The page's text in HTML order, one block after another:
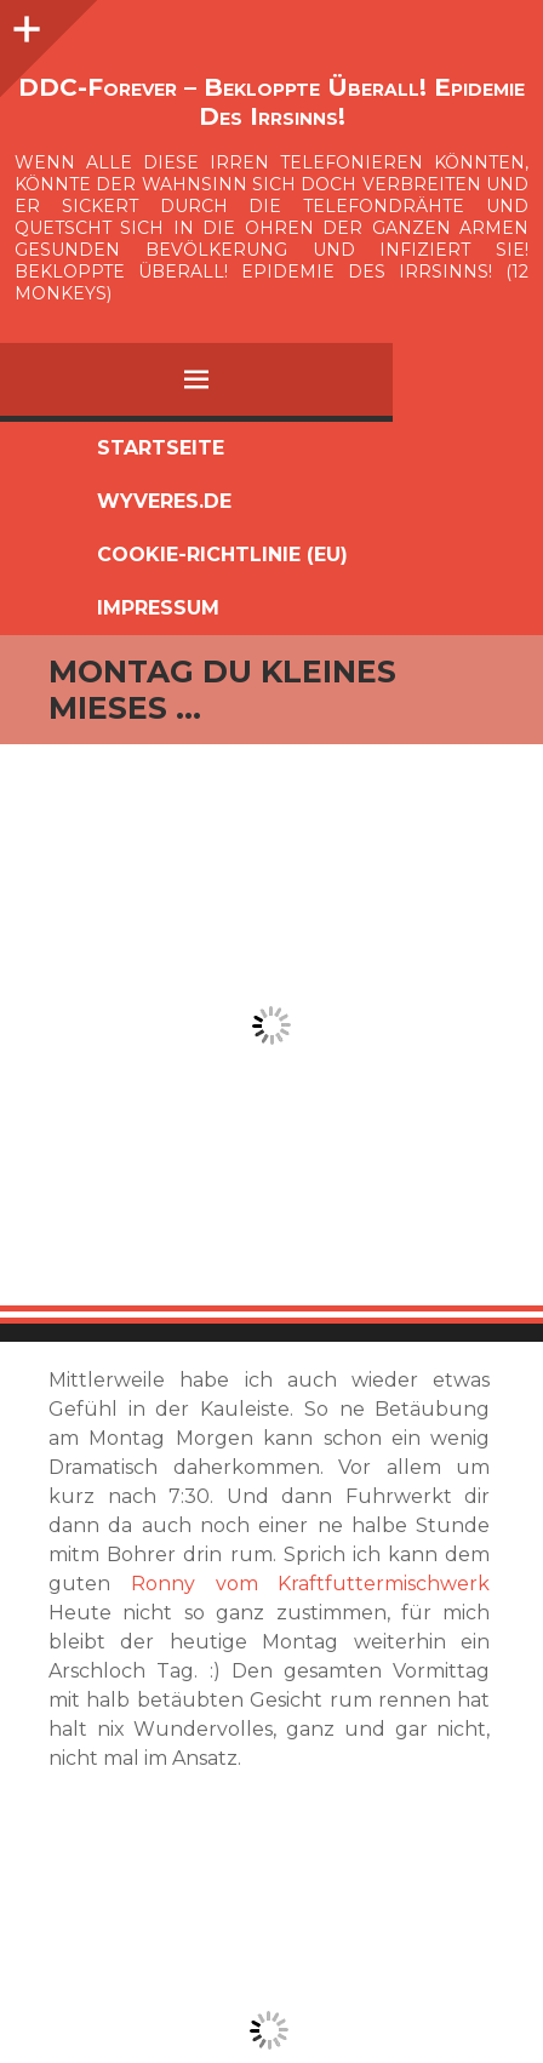
O
p
e
n
i
d
e
b
a
DDC-Forever – Bekloppte Überall! Epidemie
Des Irrsinns!
WENN ALLE DIESE IRREN TELEFONIEREN KÖNNTEN,
KÖNNTE DER WAHNSINN SICH DOCH VERBREITEN UND
ER SICKERT DURCH DIE TELEFONDRÄHTE UND
QUETSCHT SICH IN DIE OHREN DER GANZEN ARMEN
GESUNDEN BEVÖLKERUNG UND INFIZIERT SIE!
BEKLOPPTE ÜBERALL! EPIDEMIE DES IRRSINNS! (12
MONKEYS)
MENÜ
SPRINGEN
STARTSEITE
WYVERES.DE
COOKIE-RICHTLINIE (EU)
IMPRESSUM
Seitenleiste
MONTAG DU KLEINES
MIESES …
Mittlerweile habe ich auch wieder etwas
Gefühl in der Kauleiste. So ne Betäubung
am Montag Morgen kann schon ein wenig
Dramatisch daherkommen. Vor allem um
kurz nach 7:30. Und dann Fuhrwerkt dir
dann da auch noch einer ne halbe Stunde
mitm Bohrer drin rum. Sprich ich kann dem
guten Ronny vom Kraftfuttermischwerk
Heute nicht so ganz zustimmen, für mich
bleibt der heutige Montag weiterhin ein
Arschloch Tag. :) Den gesamten Vormittag
mit halb betäubten Gesicht rum rennen hat
halt nix Wundervolles, ganz und gar nicht,
nicht mal im Ansatz.